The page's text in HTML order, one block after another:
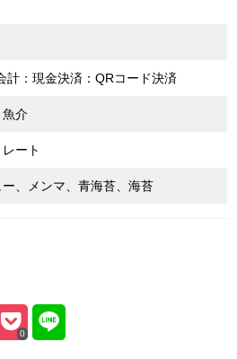
計：現金決済：QRコード決済
魚介
ート
ー、メンマ、青海苔、海苔
0